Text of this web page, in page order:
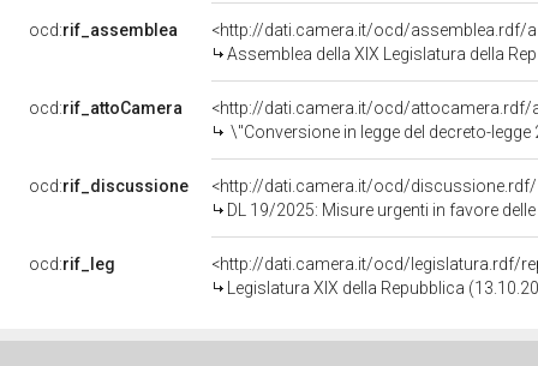
ocd:rif_assemblea
<http://dati.camera.it/ocd/assemblea.rdf/
Assemblea della XIX Legislatura della
ocd:rif_attoCamera
<http://dati.camera.it/ocd/attocamera.rdf/
\"Conversione in legge del decreto-legge 28 febbraio 2025, n. 19, recante misure urgenti in favore delle famiglie e delle
ocd:rif_discussione
<http://dati.camera.it/ocd/discussione.rdf/
DL 19/2025: Misure urgenti in favore delle famiglie e delle imprese di agevolazione tariffaria per
ocd:rif_leg
<http://dati.camera.it/ocd/legislatura.rdf/
Legislatura XIX della Repubblica